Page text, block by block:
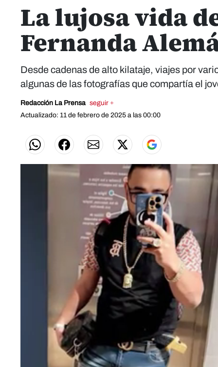
La lujosa vida
Fernanda
Desde cadenas de alto kilataje, viajes por
algunas de las fotografías que compartía el
Redacción La Prensa seguir +
Actualizado: 11 de febrero de 2025 a las 00:00